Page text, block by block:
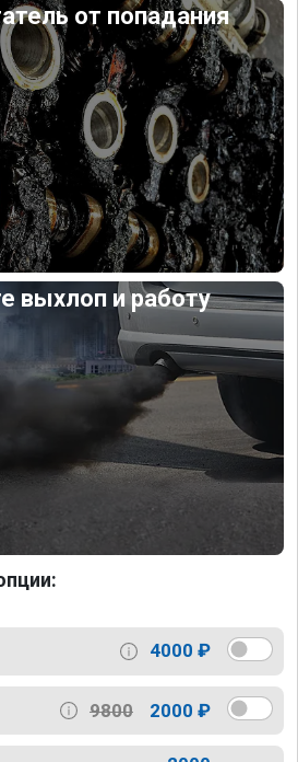
от попадания
выхлоп и работу
4000 ₽
9800 2000 ₽